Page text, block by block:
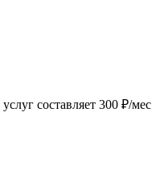
составляет 300 ₽/мес